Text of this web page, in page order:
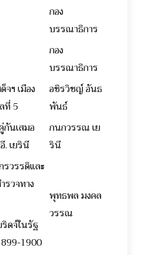
กอง
บรรณาธิการ
กอง
บรรณาธิการ
จฯ เมือง
ที่ 5
อชิรวิชญ์ อันธ
พันธ์
กันเสมอ
. เยรินี
กนกวรรณ เย
รินี
วรรดิและ
รวจทาง
ดจ์ในรัฐ
1900
พุทธพล มงคล
วรรณ